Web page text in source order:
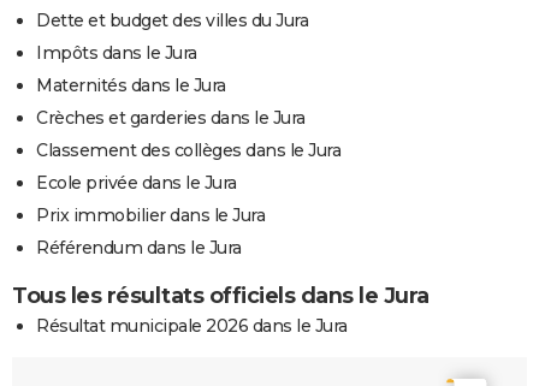
Dette et budget des villes du Jura
Impôts dans le Jura
Maternités dans le Jura
Crèches et garderies dans le Jura
Classement des collèges dans le Jura
Ecole privée dans le Jura
Prix immobilier dans le Jura
Référendum dans le Jura
Tous les résultats officiels dans le Jura
Résultat municipale 2026 dans le Jura